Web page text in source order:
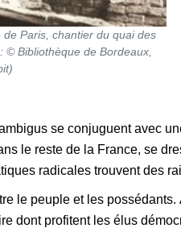
Paris, chantier du quai des
Bibliothèque de Bordeaux,
se conjuguent avec
le reste de la France, se
radicales trouvent des
le peuple et les
dont profitent les élus